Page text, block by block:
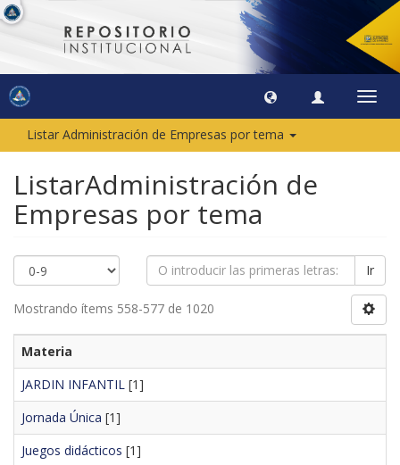
Listar Administración de Empresas por tema
ListarAdministración de
Empresas por tema
Ir
Mostrando ítems 558-577 de 1020
Materia
JARDIN INFANTIL [1]
Jornada Única [1]
Juegos didácticos [1]